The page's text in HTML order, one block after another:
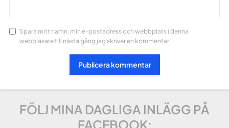
Spara mitt namn, min e-postadress och webbplats i denna
webbläsare till nästa gång jag skriver en kommentar.
FÖLJ MINA DAGLIGA INLÄGG PÅ
FACEBOOK: